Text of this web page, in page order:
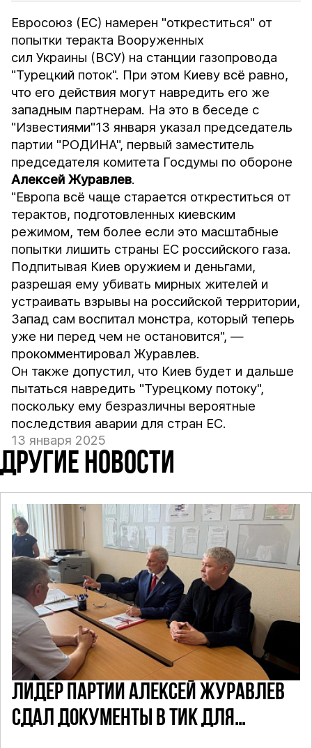
Евросоюз (ЕС) намерен "откреститься" от
попытки теракта Вооруженных
сил Украины (ВСУ) на станции газопровода
"Турецкий поток". При этом Киеву всё равно,
что его действия могут навредить его же
западным партнерам. На это в беседе с
"Известиями"13 января указал председатель
партии "РОДИНА", первый заместитель
председателя комитета Госдумы по обороне
Алексей Журавлев.
"Европа всё чаще старается откреститься от
терактов, подготовленных киевским
режимом, тем более если это масштабные
попытки лишить страны ЕС российского газа.
Подпитывая Киев оружием и деньгами,
разрешая ему убивать мирных жителей и
устраивать взрывы на российской территории,
Запад сам воспитал монстра, который теперь
уже ни перед чем не остановится", —
прокомментировал Журавлев.
Он также допустил, что Киев будет и дальше
пытаться навредить "Турецкому потоку",
поскольку ему безразличны вероятные
последствия аварии для стран ЕС.
13 января 2025
ДРУГИЕ НОВОСТИ
ЛИДЕР ПАРТИИ АЛЕКСЕЙ ЖУРАВЛЕВ
СДАЛ ДОКУМЕНТЫ В ТИК ДЛЯ